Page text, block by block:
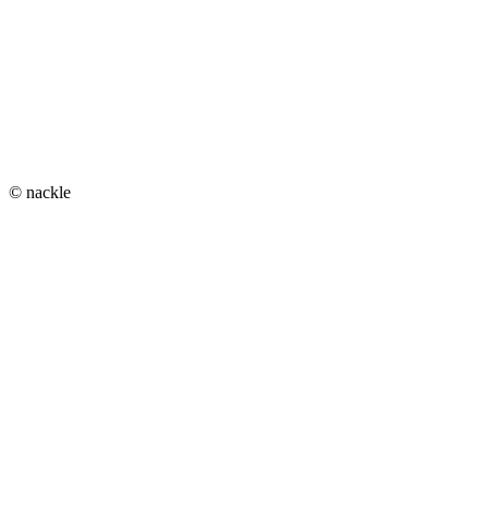
© nackle